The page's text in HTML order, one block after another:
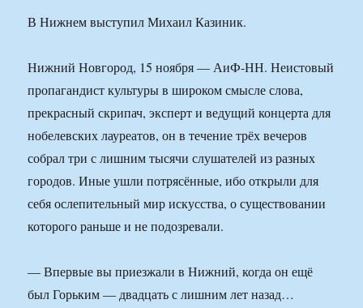
В Нижнем выступил Михаил Казиник.
Нижний Новгород, 15 ноября — АиФ-НН. Неистовый
пропагандист культуры в широком смысле слова,
прекрасный скрипач, эксперт и ведущий концерта для
нобелевских лауреатов, он в течение трёх вечеров
собрал три с лишним тысячи слушателей из разных
городов. Иные ушли потрясённые, ибо открыли для
себя ослепительный мир искусства, о существовании
которого раньше и не подозревали.
— Впервые вы приезжали в Нижний, когда он ещё
был Горьким — двадцать с лишним лет назад…